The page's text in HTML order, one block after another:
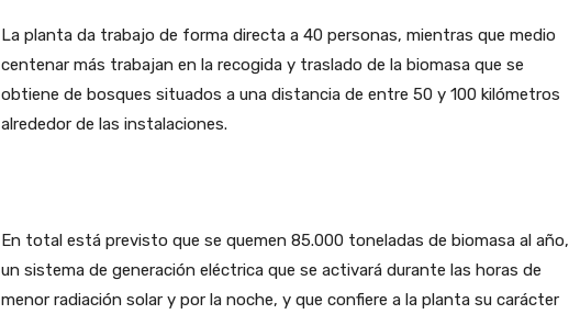
La planta da trabajo de forma directa a 40 personas, mientras que medio
centenar más trabajan en la recogida y traslado de la biomasa que se
obtiene de bosques situados a una distancia de entre 50 y 100 kilómetros
alrededor de las instalaciones.
En total está previsto que se quemen 85.000 toneladas de biomasa al año,
un sistema de generación eléctrica que se activará durante las horas de
menor radiación solar y por la noche, y que confiere a la planta su carácter